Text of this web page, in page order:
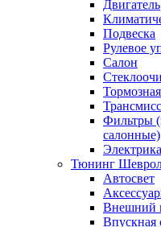
Двигатель
Подвеска
Рулевое
Салон
Фильтры
салонные)
Тюнинг
Автосвет
Внешний
Впускная